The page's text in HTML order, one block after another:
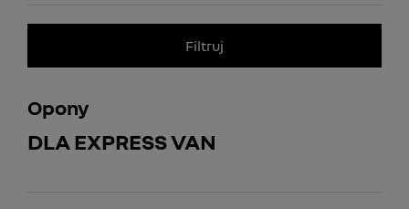
ROZMIAR
15
Filtruj
Opony
DLA EXPRESS VAN